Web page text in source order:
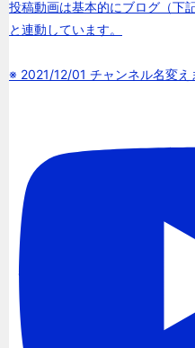
投稿動画は基本的にブログ（下
と連動しています。
※ 2021/12/01 チャンネル名変え